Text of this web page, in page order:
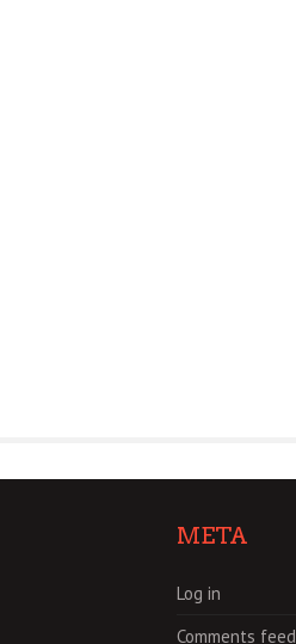
META
Log in
Comments feed